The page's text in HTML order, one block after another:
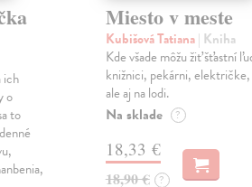
ich
o
to
Miesto v meste
Kubišová Tatiana| Kniha
Kde všade môžu žiť šťastní
knižnici, pekárni, električke,
ale aj na lodi.
Na sklade ?
18,33 €
18,90 € ?